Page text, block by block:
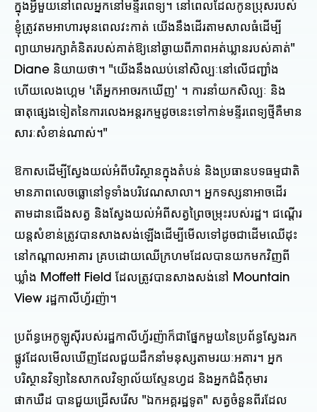
ក្នុងអ្វីមួយនៅពេលអ្នកនៅមន្ទីរពេទ្យ។ នៅពេលដែលកូនប្រុសរបស់
ខ្ញុំត្រូវតមអាហារមុនពេលវះកាត់ យើងនឹងដើរតាមសាលធំដើម្បី
ព្យាយាមរក្សាគំនិតរបស់គាត់ឱ្យនៅឆ្ងាយពីភាពអត់ឃ្លានរបស់គាត់"
Diane និយាយថា។ "យើងនឹងឈប់នៅសិល្បៈនៅលើជញ្ជាំង
ហើយលេងហ្គេម 'តើអ្នកអាចរកឃើញ' ។ ការនាំយកសិល្បៈ និង
ធាតុផ្សេងទៀតនៃការលេងអន្តរកម្មដូចនេះទៅកាន់មន្ទីរពេទ្យថ្មីគឺមាន
សារៈសំខាន់ណាស់។"
ឱកាសដើម្បីស្វែងយល់អំពីបរិស្ថានក្នុងតំបន់ និងប្រធានបទធម្មជាតិ
មានភាពលេចធ្លោនៅទូទាំងបរិវេណសាលា។ អ្នកទស្សនាអាចដើរ
តាមដានជើងសត្វ និងស្វែងយល់អំពីសត្វព្រៃចម្រុះរបស់រដ្ឋ។ ជណ្តើរ
យន្តសំខាន់ត្រូវបានសាងសង់ឡើងដើម្បីមើលទៅដូចជាដើមឈើដុះ
នៅកណ្តាលអាគារ គ្របដោយឈើក្រហមដែលបានយកមកវិញពី
ឃ្លាំង Moffett Field ដែលត្រូវបានសាងសង់នៅ Mountain
View រដ្ឋកាលីហ្វ័រញ៉ា។
ប្រព័ន្ធអេកូឡូស៊ីរបស់រដ្ឋកាលីហ្វ័រញ៉ាក៏ជាផ្នែកមួយនៃប្រព័ន្ធស្វែងរក
ផ្លូវដែលមើលឃើញដែលជួយដឹកនាំមនុស្សតាមរយៈអគារ។ អ្នក
បរិស្ថានវិទ្យានៃសាកលវិទ្យាល័យស្ទែនហ្វដ និងអ្នកជំងឺកុមារ
ផាកឃឺដ បានជួយជ្រើសរើស "ឯកអគ្គរដ្ឋទូត" សត្វចំនួនពីរដែល